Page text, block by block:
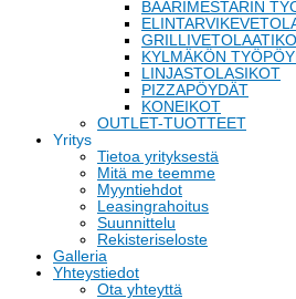
BAARIMESTARIN
KYLMÄKÖN
LINJASTOLASIKOT
PIZZAPÖYDÄT
KONEIKOT
OUTLET-TUOTTEET
Yritys
Tietoa yrityksestä
Mitä me teemme
Myyntiehdot
Leasingrahoitus
Suunnittelu
Rekisteriseloste
Galleria
Yhteystiedot
Ota yhteyttä